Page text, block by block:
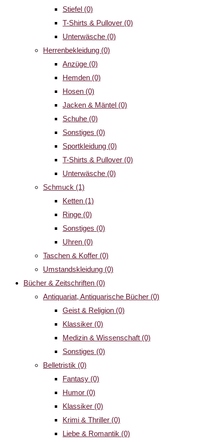
Stiefel (0)
T-Shirts & Pullover (0)
Unterwäsche (0)
Herrenbekleidung (0)
Anzüge (0)
Hemden (0)
Hosen (0)
Jacken & Mäntel (0)
Schuhe (0)
Sonstiges (0)
Sportkleidung (0)
T-Shirts & Pullover (0)
Unterwäsche (0)
Schmuck (1)
Ketten (1)
Ringe (0)
Sonstiges (0)
Uhren (0)
Taschen & Koffer (0)
Umstandskleidung (0)
Bücher & Zeitschriften (0)
Antiquariat, Antiquarische Bücher (0)
Geist & Religion (0)
Klassiker (0)
Medizin & Wissenschaft (0)
Sonstiges (0)
Belletristik (0)
Fantasy (0)
Humor (0)
Klassiker (0)
Krimi & Thriller (0)
Liebe & Romantik (0)